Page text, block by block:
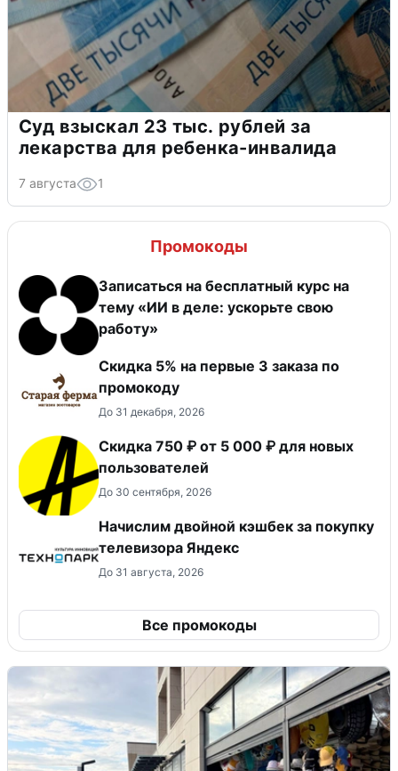
Суд взыскал 23 тыс. рублей за
лекарства для ребенка-инвалида
7 августа 1
Промокоды
Записаться на бесплатный курс на
тему «ИИ в деле: ускорьте свою
работу»
Скидка 5% на первые 3 заказа по
промокоду
До 31 декабря, 2026
Скидка 750 ₽ от 5 000 ₽ для новых
пользователей
До 30 сентября, 2026
Начислим двойной кэшбек за покупку
телевизора Яндекс
До 31 августа, 2026
Все промокоды